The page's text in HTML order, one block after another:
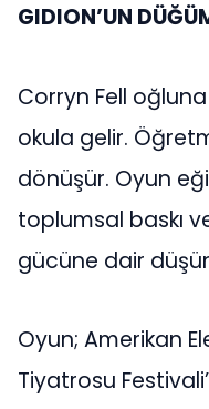
GIDION’UN
Corryn Fell
okula gelir.
dönüşür. Oyun
toplumsal baskı
gücüne dair
Oyun; Amerikan
Tiyatrosu